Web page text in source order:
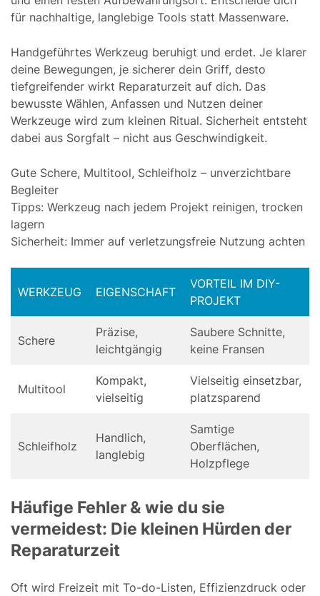
für nachhaltige, langlebige Tools statt Massenware.
Handgeführtes Werkzeug beruhigt und erdet. Je klarer
deine Bewegungen, je sicherer dein Griff, desto
tiefgreifender wirkt Reparaturzeit auf dich. Das
bewusste Wählen, Anfassen und Nutzen deiner
Werkzeuge wird zum kleinen Ritual. Sicherheit entsteht
dabei aus Sorgfalt – nicht aus Geschwindigkeit.
Gute Schere, Multitool, Schleifholz – unverzichtbare
Begleiter
Tipps: Werkzeug nach jedem Projekt reinigen, trocken
lagern
Sicherheit: Immer auf verletzungsfreie Nutzung achten
WERKZEUG EIGENSCHAFT
VORTEIL IM DIY-
PROJEKT
Schere
Präzise,
leichtgängig
Saubere Schnitte,
keine Fransen
Multitool
Kompakt,
vielseitig
Vielseitig einsetzbar,
platzsparend
Schleifholz
Handlich,
langlebig
Samtige
Oberflächen,
Holzpflege
Häufige Fehler & wie du sie
vermeidest: Die kleinen Hürden der
Reparaturzeit
Oft wird Freizeit mit To-do-Listen, Effizienzdruck oder